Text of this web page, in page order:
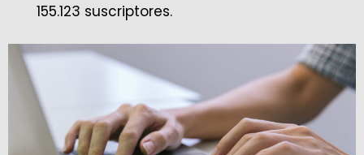
155.123 suscriptores.